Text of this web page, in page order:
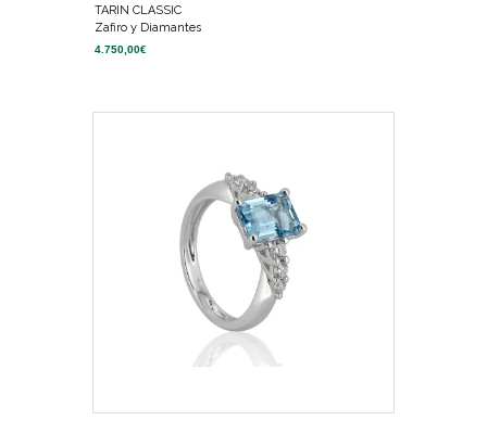
TARIN CLASSIC
Zafiro y Diamantes
4.750,00€